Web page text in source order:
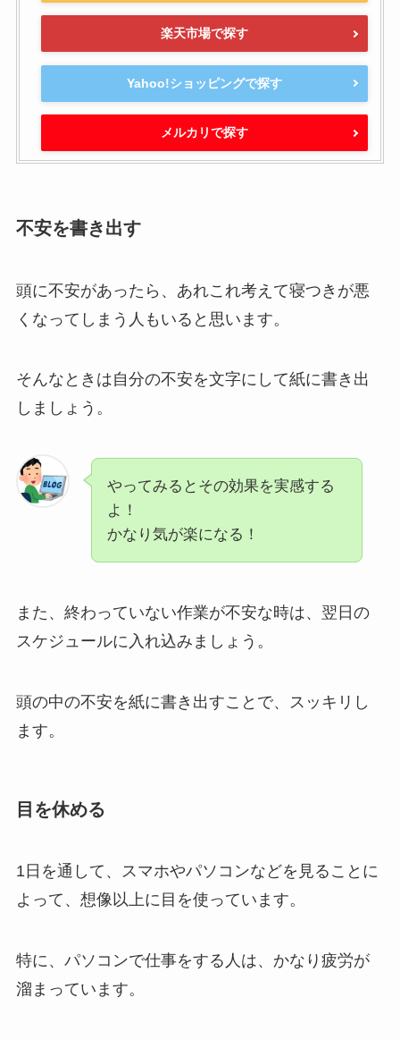
楽天市場で探す
Yahoo!ショッピングで探す
メルカリで探す
不安を書き出す
頭に不安があったら、あれこれ考えて寝つきが悪
くなってしまう人もいると思います。
そんなときは自分の不安を文字にして紙に書き出
しましょう。
やってみるとその効果を実感する
よ！
かなり気が楽になる！
また、終わっていない作業が不安な時は、翌日の
スケジュールに入れ込みましょう。
頭の中の不安を紙に書き出すことで、スッキリし
ます。
目を休める
1日を通して、スマホやパソコンなどを見ることに
よって、想像以上に目を使っています。
特に、パソコンで仕事をする人は、かなり疲労が
溜まっています。